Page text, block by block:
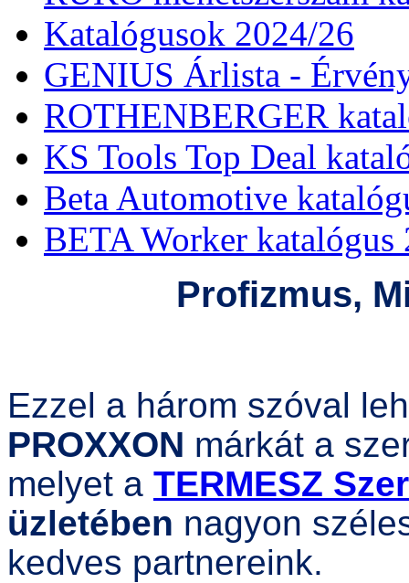
Katalógusok 2024/26
GENIUS Árlista -
ROTHENBERGER
KS Tools Top Deal
Beta Automotive
BETA Worker katalógus
Profizmus,
Ezzel a három szóval
PROXXON márkát a
melyet a TERMESZ
üzletében nagyon
kedves partnereink.